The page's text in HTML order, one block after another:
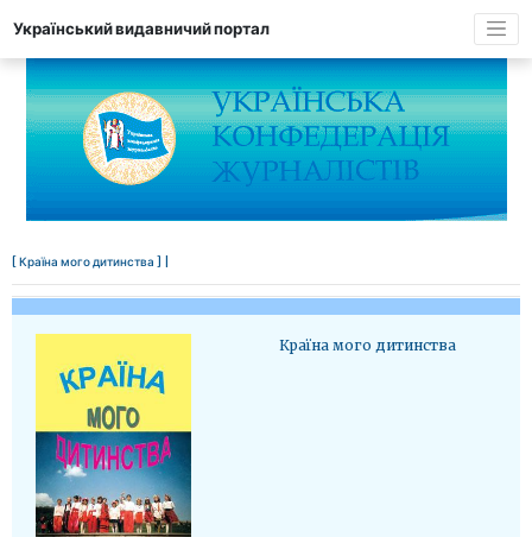
Український видавничий портал
[ Країна мого дитинства ] |
Країна мого дитинства